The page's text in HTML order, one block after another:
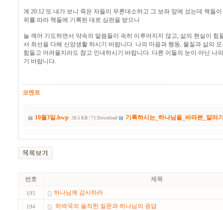
계 20:12 또 내가 보니 죽은 자들이 무론대소하고 그 보좌 앞에 섰는데 책들
위를 따라 책들에 기록된 대로 심판을 받으니
늘 깨어 기도하면서 약속의 말씀들이 속히 이루어지지 않고, 삶의 현실이
서 최선을 다해 신앙생활 하시기 바랍니다. 나의 마음과 행동, 물질과 삶의
힘들고 어려울지라도 참고 인내하시기 바랍니다. 다른 이들의 눈이 아닌
기 바랍니다.
코멘트
10월3일.hwp 38.5 KB / 71 Download 기록하시는_하나님을_바라본_말라
번호 제목
195 하나님께 감사하라
194 하박국의 솔직한 질문과 하나님의 응답